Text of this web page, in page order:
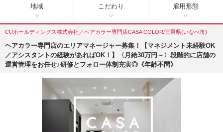
地域 こだわり 雇用形態
CUホールディングス株式会社／ヘアカラー専門店CASA COLOR/三重県(いなべ市)
ヘアカラー専門店のエリアマネージャー募集！【マネジメント未経験OK
／アシスタントの経験があればOK！】〈月給30万円～〉段階的に店舗の
運営管理をお任せ♪研修とフォロー体制充実◎《年齢不問》